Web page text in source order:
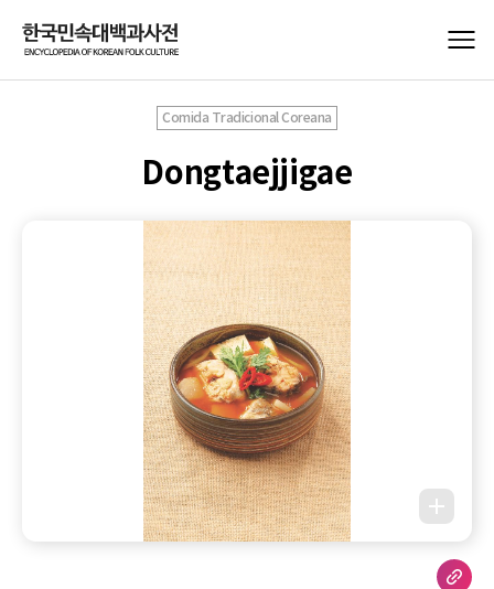
Comida Tradicional Coreana
Dongtaejjigae